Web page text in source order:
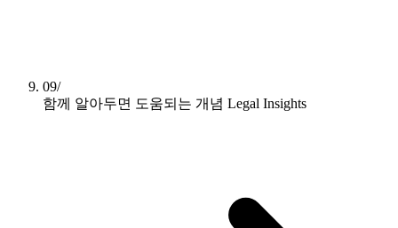
09/
함께 알아두면 도움되는 개념 Legal Insights